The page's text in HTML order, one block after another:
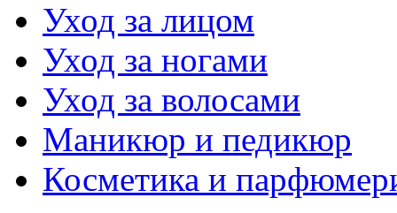
Уход за лицом
Уход за ногами
Уход за волосами
Маникюр и педикюр
Косметика и